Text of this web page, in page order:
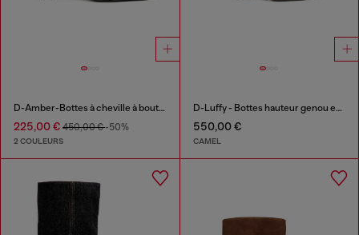
D-Amber-Bottes à cheville à bout carré couleur avec effet naplak
225,00 € 450,00 €-50%
2 COULEURS
D-Luffy - Bottes hauteur genou en suède
550,00 €
CAMEL